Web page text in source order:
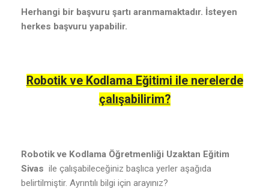
Herhangi bir başvuru şartı aranmamaktadır. İsteyen
herkes başvuru yapabilir.
Robotik ve Kodlama Eğitimi ile nerelerde
çalışabilirim?
Robotik ve Kodlama Öğretmenliği Uzaktan Eğitim
Sivas ile çalışabileceğiniz başlıca yerler aşağıda
belirtilmiştir. Ayrıntılı bilgi için arayınız?